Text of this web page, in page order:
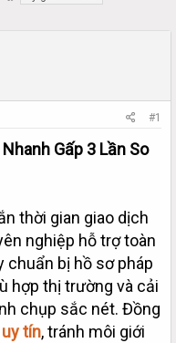
#1
Gấp 3 Lần So
thời gian giao dịch
nghiệp hỗ trợ toàn
chuẩn bị hồ sơ pháp
hợp thị trường và cải
chụp sắc nét. Đồng
tín, tránh môi giới